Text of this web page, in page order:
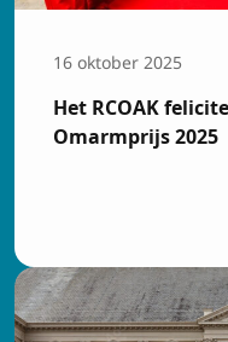
16 oktober 2025
Het RCOAK
Omarmprijs 2025